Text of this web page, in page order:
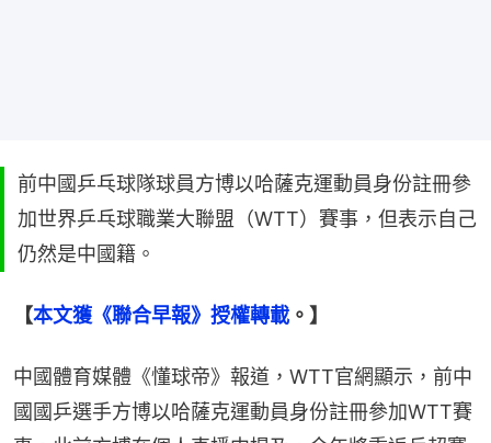
前中國乒乓球隊球員方博以哈薩克運動員身份註冊參
加世界乒乓球職業大聯盟（WTT）賽事，但表示自己
仍然是中國籍。
【本文獲《聯合早報》授權轉載 。】
中國體育媒體《懂球帝》報道，WTT官網顯示，前中
國國乒選手方博以哈薩克運動員身份註冊參加WTT賽